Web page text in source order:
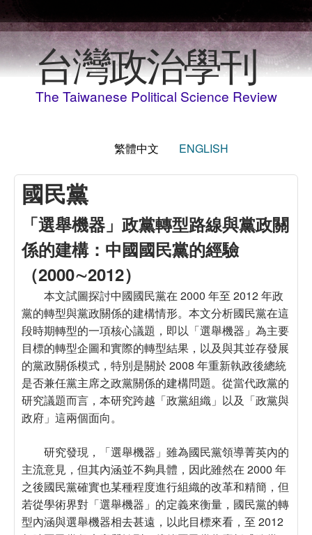
台灣政治學刊
The Taiwanese Political Science Review
繁體中文 ENGLISH
國民黨
「選舉機器」政黨轉型路線與黨政關
係的建構：中國國民黨的經驗
（2000∼2012）
本文試圖探討中國國民黨在 2000 年至 2012 年政
黨的轉型與黨政關係的建構情形。本文分析國民黨在這
段時期轉型的一項核心議題，即以「選舉機器」為主要
目標的轉型企圖和實際的轉型結果，以及與其並存發展
的黨政關係模式，特別是關於 2008 年重新執政後總統
是否兼任黨主席之政黨關係的建構問題。從當代政黨的
研究議題而言，本研究跨越「政黨組織」以及「政黨與
政府」這兩個面向。
研究發現，「選舉機器」雖為國民黨領導菁英內的
主流意見，但其內涵並不夠具體，因此雖然在 2000 年
之後國民黨確實也某種程度進行組織的改革和精簡，但
若從學術界對「選舉機器」的定義來衡量，國民黨的轉
型內涵與選舉機器相去甚遠，以此目標來看，至 2012